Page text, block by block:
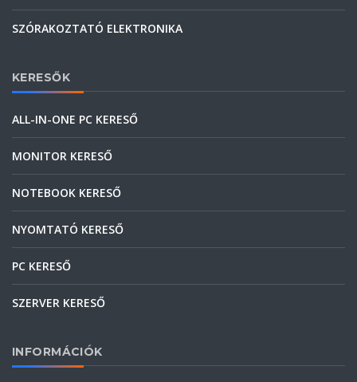
SZÓRAKOZTATÓ ELEKTRONIKA
KERESŐK
ALL-IN-ONE PC KERESŐ
MONITOR KERESŐ
NOTEBOOK KERESŐ
NYOMTATÓ KERESŐ
PC KERESŐ
SZERVER KERESŐ
INFORMÁCIÓK